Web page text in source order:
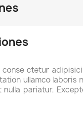
ctetur
ullamco
nulla pariatur.